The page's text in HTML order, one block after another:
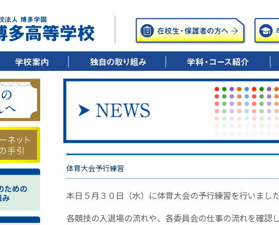
▶ ごあいさつ
▶ 教育方針
▶ 沿革
▶ キャンパスツアー
▶ 施設紹介
▶ 制服紹介
▶ デジタルパンフレット
▶ 校歌ダウンロード ▶ 3年間の笑顔のために
▶ 3年後の笑顔のために
▶ 30歳時の笑顔のために ▶ 興志館コースとは
・特進シリウス
・特進ドリーム
・進学
・進路実績
▶ キャリアデザインコースとは
・総合進学
・ITビジネス
・調理・保育
・公務員
・進路実績
▶ 看護科・看護専攻科とは
・5年一貫教育
・進路実績
体育大会予行練習
本日５月３０日（水）に体育大会の予行練習を行いました
各競技の入退場の流れや、各委員会の仕事の流れを確認し